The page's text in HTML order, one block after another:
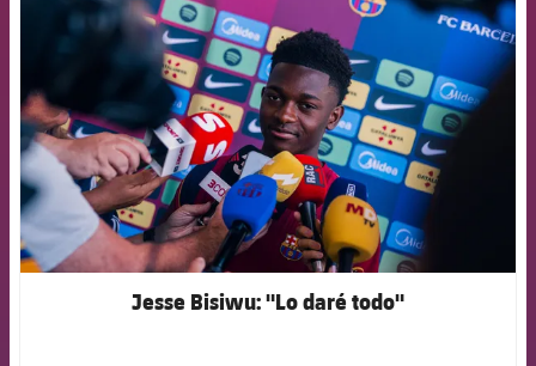
FCB Barcelona badge
Jesse Bisiwu: "Lo daré todo"